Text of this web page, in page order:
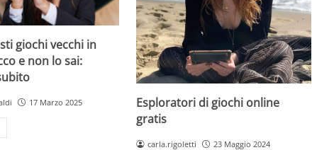
giochi vecchi in
e non lo sai:
17 Marzo 2025
Esploratori di giochi online
gratis
carla.rigoletti 23 Maggio 2024